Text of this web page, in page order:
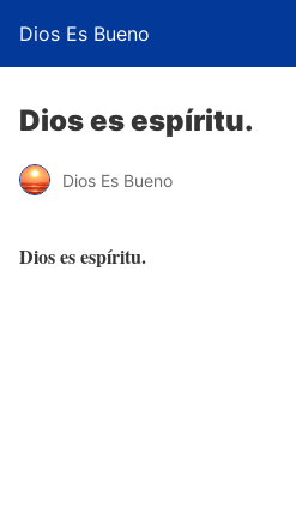
Dios Es Bueno
Dios es espíritu.
Dios Es Bueno
Dios es espíritu.